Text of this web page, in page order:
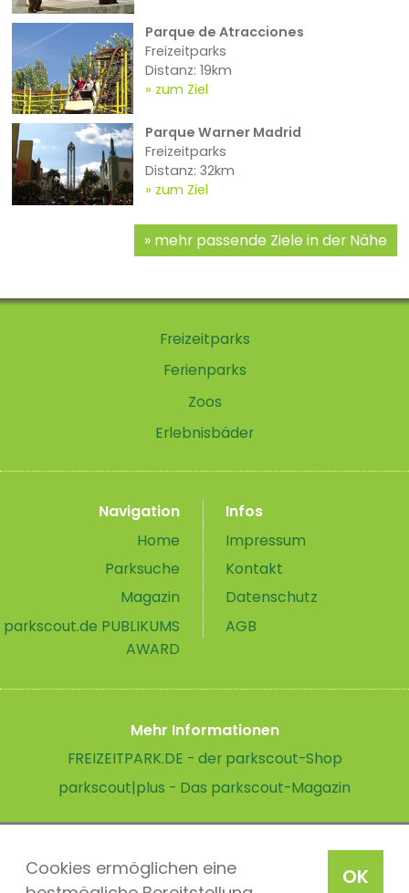
OK
Cookies ermöglichen eine
Parque de Atracciones
Freizeitparks
Distanz: 19km
zum Ziel
Parque Warner Madrid
Freizeitparks
Distanz: 32km
zum Ziel
mehr passende Ziele in der Nähe
Freizeitparks
Ferienparks
Zoos
Erlebnisbäder
Navigation
Home
Parksuche
Magazin
parkscout.de PUBLIKUMS
AWARD
Infos
Impressum
Kontakt
Datenschutz
AGB
Mehr Informationen
FREIZEITPARK.DE - der parkscout-Shop
parkscout|plus - Das parkscout-Magazin